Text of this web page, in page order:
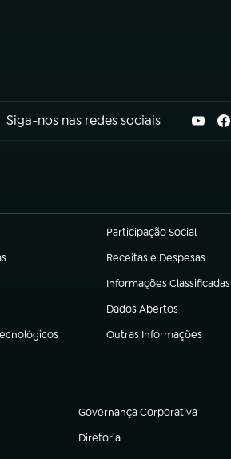
Siga-nos nas redes sociais
Participação Social
(abre em nova aba)
Receitas e Despesas
(abre em nova aba)
Informações Classificadas
(abre em nova aba)
Dados Abertos
(abre em nova aba)
Outras Informações
(abre em nova aba)
Governança Corporativa
(abre em nova aba)
Diretoria
(abre em nova aba)